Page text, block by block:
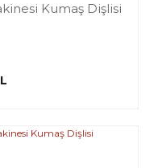
Kumaş Dişlisi